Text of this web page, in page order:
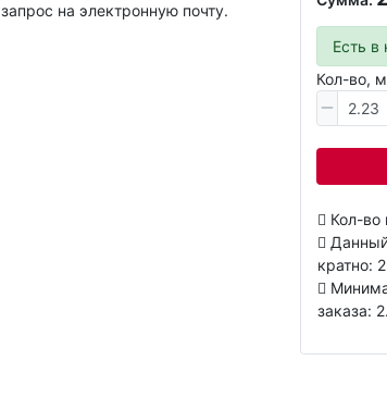
Есть в
Кол-во,
Кол-во
кратно:
заказа:
на электронную почту.